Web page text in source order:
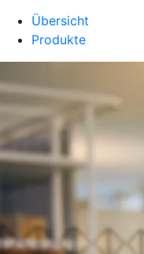
Übersicht
Produkte